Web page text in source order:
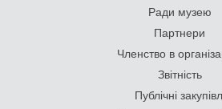
Ради музею
Партнери
Членство в
Звітність
Публічні